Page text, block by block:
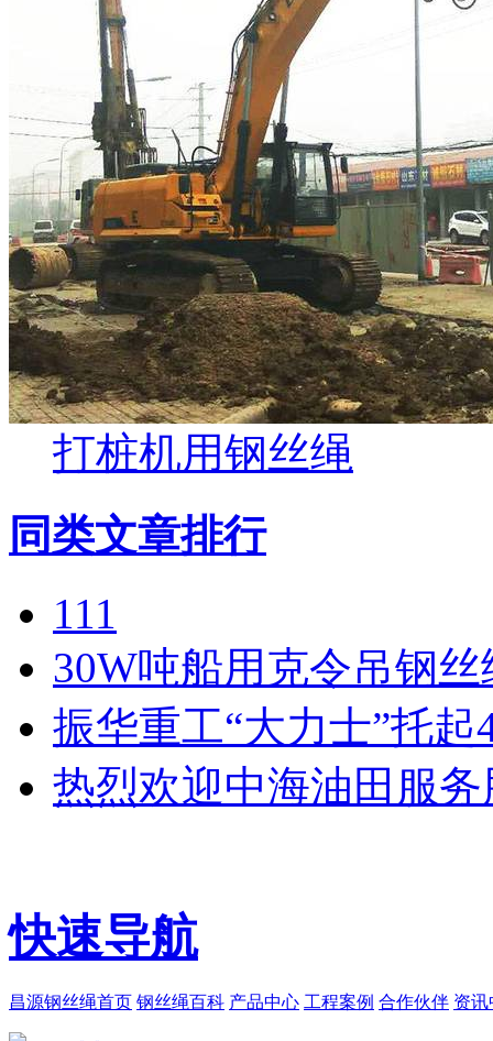
打桩机用钢丝绳
同类文章排行
111
30W吨船用克令吊钢
振华重工“大力士”托
热烈欢迎中海油田服
快速导航
昌源钢丝绳首页 钢丝绳百科 产品中心 工程案例 合作伙伴 资讯